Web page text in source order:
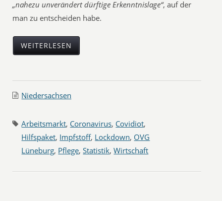
„nahezu unverändert dürftige Erkenntnislage“, auf der
man zu entscheiden habe.
WEITERLESEN
Niedersachsen
Arbeitsmarkt, Coronavirus, Covidiot,
Hilfspaket, Impfstoff, Lockdown, OVG
Lüneburg, Pflege,Statistik,Wirtschaft